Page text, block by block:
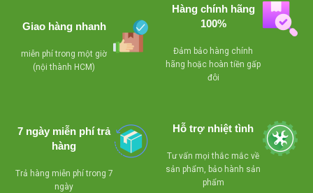
-Block nguyên zin chưa
qua sửa chữa
-Miễn phí lắp đặt + 3m
vòng 1 tháng nếu máy
chạy không đạt yêu
cầu nhé
qua sửa chữa
-Miễn phí lắp đặt + 3m
ống đồng + 5m ống
nước ,bảo hành 12
tháng bao đổi trả trong
chạy không đạt yêu
cầu nhé
Giao hàng nhanh
miễn phí trong một giờ
(nội thành HCM)
Hàng chính hãng
100%
Đảm bảo hàng chính
hãng hoặc hoàn tiền gấp
đôi
7 ngày miễn phí trả
hàng
Trả hàng miễn phí trong 7
ngày
Hỗ trợ nhiệt tình
Tư vấn mọi thắc mắc về
sản phẩm, bảo hành sản
phẩm